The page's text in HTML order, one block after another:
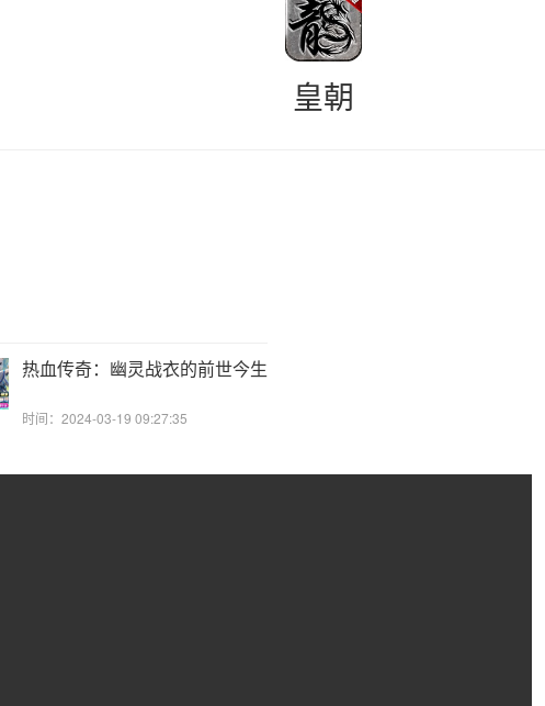
皇朝
热血传奇：幽灵战衣的前世今生
时间：2024-03-19 09:27:35